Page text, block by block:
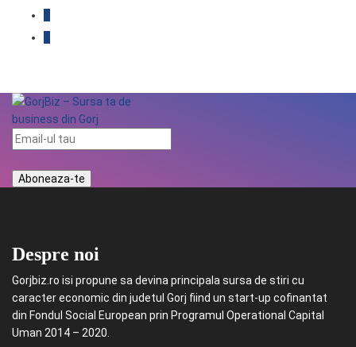
Despre noi
Gorjbiz.ro isi propune sa devina principala sursa de stiri cu
caracter economic din judetul Gorj fiind un start-up cofinantat
din Fondul Social European prin Programul Operational Capital
Uman 2014 – 2020.